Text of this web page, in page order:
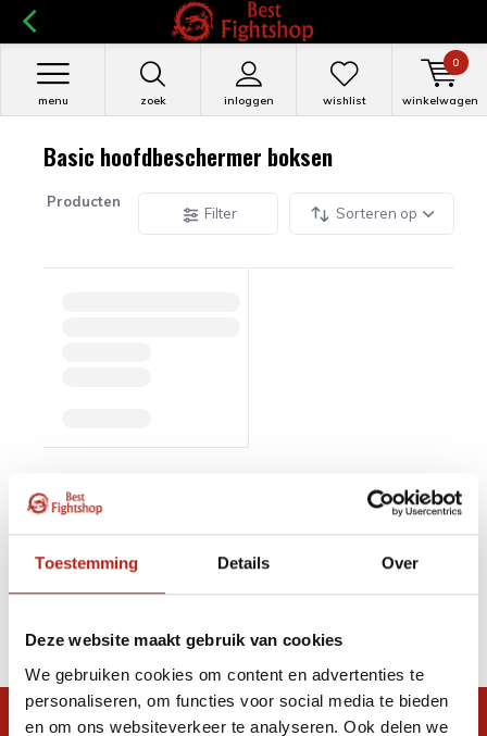
Toestemming Details Over
Deze website maakt gebruik van cookies
We gebruiken cookies om content en advertenties te
personaliseren, om functies voor social media te bieden
en om ons websiteverkeer te analyseren. Ook delen we
zoek inloggen
menu wishlist winkelwagen
0
Basic hoofdbeschermer boksen
Producten
Filter Sorteren op